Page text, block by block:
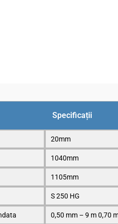
Specificații
20mm
1040mm
1105mm
S 250 HG
0,50 mm – 9 m 0,70